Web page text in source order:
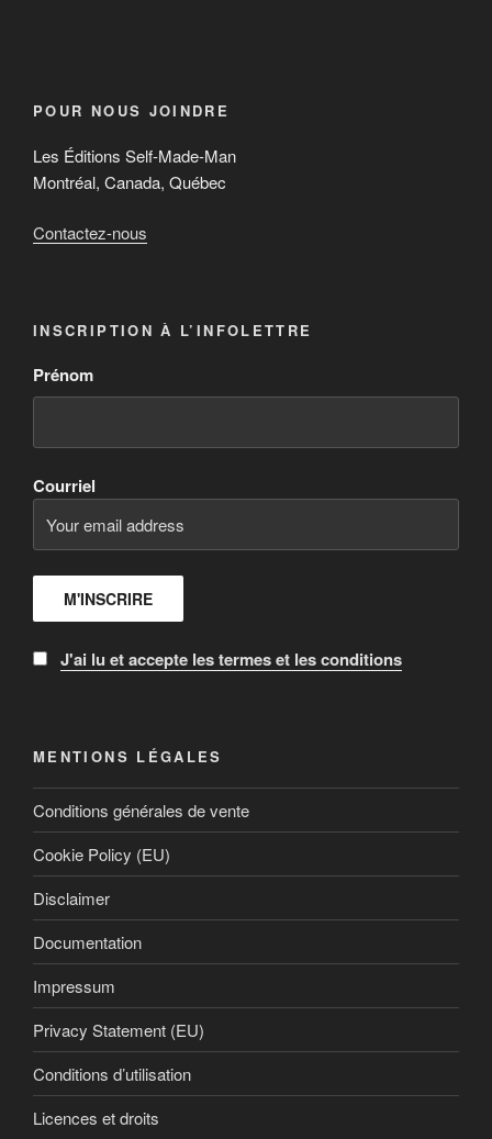
POUR NOUS JOINDRE
Les Éditions Self-Made-Man
Montréal, Canada, Québec
Contactez-nous
INSCRIPTION À L’INFOLETTRE
Prénom
Courriel
J'ai lu et accepte les termes et les conditions
MENTIONS LÉGALES
Conditions générales de vente
Cookie Policy (EU)
Disclaimer
Documentation
Impressum
Privacy Statement (EU)
Conditions d’utilisation
Licences et droits